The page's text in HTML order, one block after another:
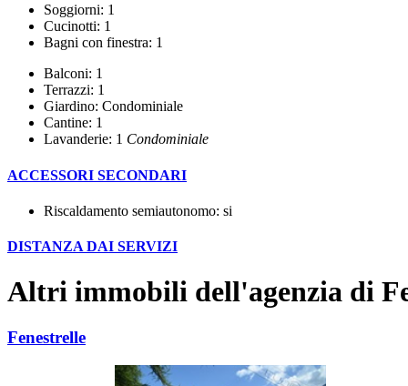
Soggiorni: 1
Cucinotti: 1
Bagni con finestra: 1
Balconi: 1
Terrazzi: 1
Giardino: Condominiale
Cantine: 1
Lavanderie: 1 Condominiale
ACCESSORI SECONDARI
Riscaldamento semiautonomo: si
DISTANZA DAI SERVIZI
Altri immobili dell'agenzia di
Fenestrelle